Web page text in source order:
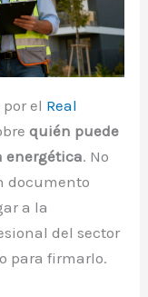
el Real
quién puede
energética. No
documento
a la
del sector
para firmarlo.